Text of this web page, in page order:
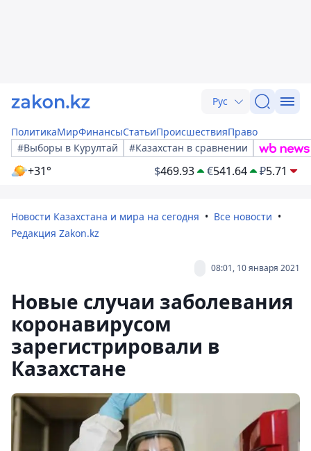
Рус
ПолитикаМирФинансыСтатьиПроисшествияПраво
#Выборы в Курултай
#Казахстан в сравнении
+31° $469.93 €541.64 ₽5.71
Новости Казахстана и мира на сегодня
Все новости
Редакция Zakon.kz
08:01, 10 января 2021
Новые случаи заболевания
коронавирусом
зарегистрировали в
Казахстане